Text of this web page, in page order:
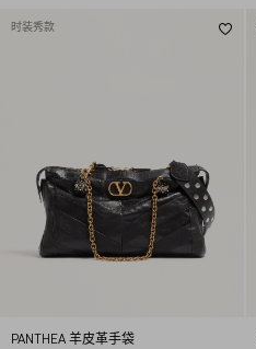
时装秀款
PANTHEA 羊皮革手袋